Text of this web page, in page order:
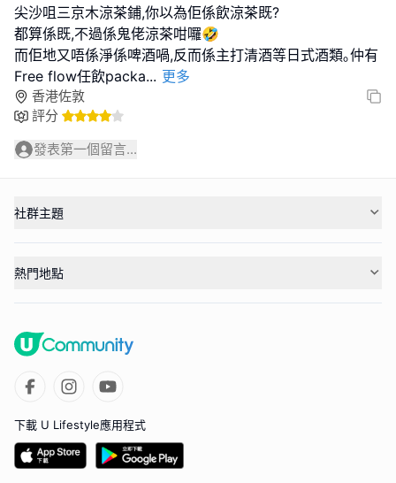
尖沙咀三京木涼茶鋪,你以為佢係飲涼茶既?
都算係既,不過係鬼佬涼茶咁囉🤣
而佢地又唔係淨係啤酒喎,反而係主打清酒等日式酒類｡仲有
Free flow任飲packa... 更多
香港佐敦
評分
發表第一個留言...
社群主題
熱門地點
下載 U Lifestyle應用程式